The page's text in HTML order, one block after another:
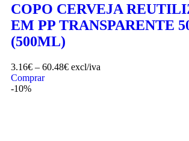
COPO CERVEJA
EM PP TRANSPARENTE
(500ML)
3.16€ – 60.48€ excl/iva
Comprar
-10%